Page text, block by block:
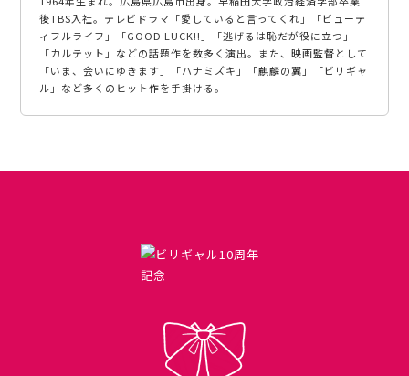
後TBS入社。テレビドラマ「愛していると言ってくれ」「ビューテ
ィフルライフ」「GOOD LUCK!!」「逃げるは恥だが役に立つ」
「カルテット」などの話題作を数多く演出。また、映画監督として
「いま、会いにゆきます」「ハナミズキ」「麒麟の翼」「ビリギャ
ル」など多くのヒット作を手掛ける。